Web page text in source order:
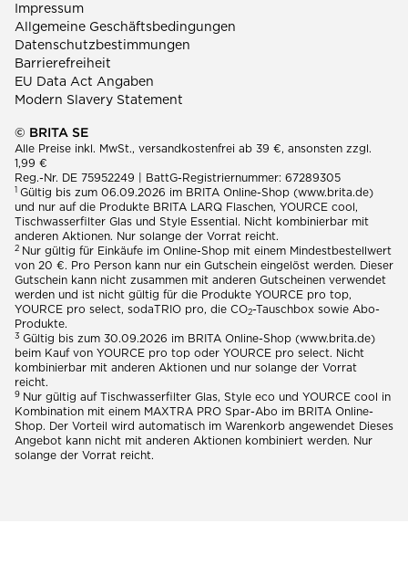
Impressum
Allgemeine Geschäftsbedingungen
Datenschutzbestimmungen
Barrierefreiheit
EU Data Act Angaben
Modern Slavery Statement
© BRITA SE
Alle Preise inkl. MwSt., versandkostenfrei ab 39 €, ansonsten zzgl.
1,99 €
Reg.-Nr. DE 75952249 | BattG-Registriernummer: 67289305
1 Gültig bis zum 06.09.2026 im BRITA Online-Shop (www.brita.de)
und nur auf die Produkte BRITA LARQ Flaschen, YOURCE cool,
Tischwasserfilter Glas und Style Essential. Nicht kombinierbar mit
anderen Aktionen. Nur solange der Vorrat reicht.
2 Nur gültig für Einkäufe im Online-Shop mit einem Mindestbestellwert
von 20 €. Pro Person kann nur ein Gutschein eingelöst werden. Dieser
Gutschein kann nicht zusammen mit anderen Gutscheinen verwendet
werden und ist nicht gültig für die Produkte YOURCE pro top,
YOURCE pro select, sodaTRIO pro, die CO2-Tauschbox sowie Abo-
Produkte.
3 Gültig bis zum 30.09.2026 im BRITA Online-Shop (www.brita.de)
beim Kauf von YOURCE pro top oder YOURCE pro select. Nicht
kombinierbar mit anderen Aktionen und nur solange der Vorrat
reicht.
9 Nur gültig auf Tischwasserfilter Glas, Style eco und YOURCE cool in
Kombination mit einem MAXTRA PRO Spar-Abo im BRITA Online-
Shop. Der Vorteil wird automatisch im Warenkorb angewendet Dieses
Angebot kann nicht mit anderen Aktionen kombiniert werden. Nur
solange der Vorrat reicht.